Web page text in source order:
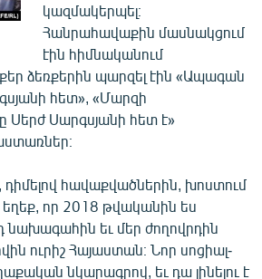
կազմակերպել։
Հանրահավաքին մասնակցում
էին հիմնականում
ձեռքերին պարզել էին «Ապագան
հետ», «Մարզի
Սերժ Սարգսյանի հետ է»
դիմելով հավաքվածներին, խոստում
որ 2018 թվականին ես
եւ մեր ժողովրդին
ուրիշ Հայաստան։ Նոր սոցիալ-
նկարագրով, եւ դա լինելու է